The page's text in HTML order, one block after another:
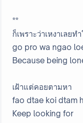
**
ก็เพราะว่าเหงาเลยทำ
go pro wa ngao
Because being
เฝ้าแต่คอยตามหา
fao dtae koi dtam
Keep looking for